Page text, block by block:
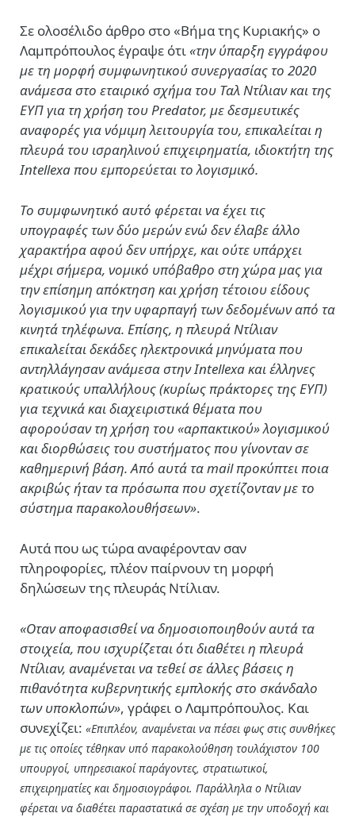
Σε ολοσέλιδο άρθρο στο «Βήμα της Κυριακής» ο
Λαμπρόπουλος έγραψε ότι«την ύπαρξη εγγράφου
με τη μορφή συμφωνητικού συνεργασίας το 2020
ανάμεσα στο εταιρικό σχήμα του Ταλ Ντίλιαν και της
ΕΥΠ για τη χρήση του Predator, με δεσμευτικές
αναφορές για νόμιμη λειτουργία του, επικαλείται η
πλευρά του ισραηλινού επιχειρηματία, ιδιοκτήτη της
Intellexa που εμπορεύεται το λογισμικό.
Το συμφωνητικό αυτό φέρεται να έχει τις
υπογραφές των δύο μερών ενώ δεν έλαβε άλλο
χαρακτήρα αφού δεν υπήρχε, και ούτε υπάρχει
μέχρι σήμερα, νομικό υπόβαθρο στη χώρα μας για
την επίσημη απόκτηση και χρήση τέτοιου είδους
λογισμικού για την υφαρπαγή των δεδομένων από τα
κινητά τηλέφωνα. Επίσης, η πλευρά Ντίλιαν
επικαλείται δεκάδες ηλεκτρονικά μηνύματα που
αντηλλάγησαν ανάμεσα στην Intellexa και έλληνες
κρατικούς υπαλλήλους (κυρίως πράκτορες της ΕΥΠ)
για τεχνικά και διαχειριστικά θέματα που
αφορούσαν τη χρήση του «αρπακτικού» λογισμικού
και διορθώσεις του συστήματος που γίνονταν σε
καθημερινή βάση. Από αυτά τα mail προκύπτει ποια
ακριβώς ήταν τα πρόσωπα που σχετίζονταν με το
σύστημα παρακολουθήσεων».
Αυτά που ως τώρα αναφέρονταν σαν
πληροφορίες, πλέον παίρνουν τη μορφή
δηλώσεων της πλευράς Ντίλιαν.
«Οταν αποφασισθεί να δημοσιοποιηθούν αυτά τα
στοιχεία, που ισχυρίζεται ότι διαθέτει η πλευρά
Ντίλιαν, αναμένεται να τεθεί σε άλλες βάσεις η
πιθανότητα κυβερνητικής εμπλοκής στο σκάνδαλο
των υποκλοπών», γράφει ο Λαμπρόπουλος. Και
συνεχίζει: «Επιπλέον, αναμένεται να πέσει φως στις συνθήκες
με τις οποίες τέθηκαν υπό παρακολούθηση τουλάχιστον 100
υπουργοί, υπηρεσιακοί παράγοντες, στρατιωτικοί,
επιχειρηματίες και δημοσιογράφοι. Παράλληλα ο Ντίλιαν
φέρεται να διαθέτει παραστατικά σε σχέση με την υποδοχή και